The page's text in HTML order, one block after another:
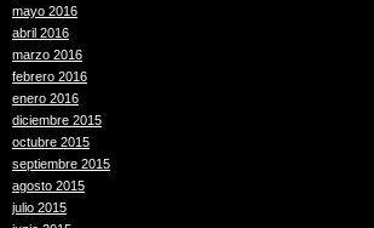
mayo 2016
abril 2016
marzo 2016
febrero 2016
enero 2016
diciembre 2015
octubre 2015
septiembre 2015
agosto 2015
julio 2015